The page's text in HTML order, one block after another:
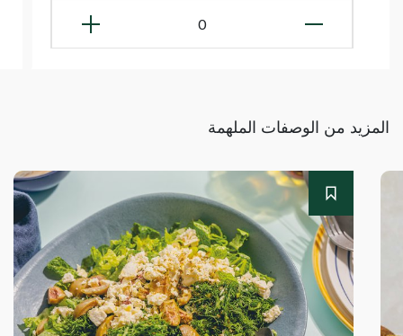
0
المزيد من الوصفات الملهمة